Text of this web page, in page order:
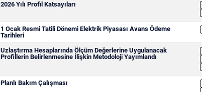
2026 Yılı Profil Katsayıları
1 Ocak Resmi Tatili Dönemi Elektrik Piyasası Avans Ödeme
Tarihleri
Uzlaştırma Hesaplarında Ölçüm Değerlerine Uygulanacak
Profillerin Belirlenmesine İlişkin Metodoloji Yayımlandı
Planlı Bakım Çalışması